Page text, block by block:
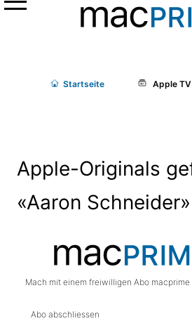
Menü
Startseite Apple
Apple-Originals
«Aaron Schneider»
Mach mit einem freiwilligen Abo macprime
Abo abschliessen